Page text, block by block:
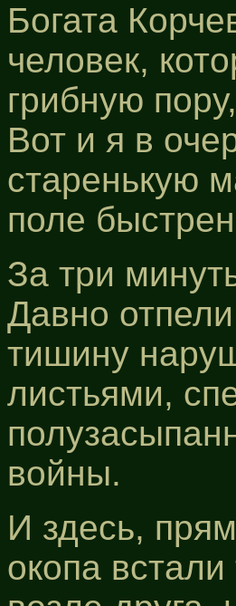
Богата
человек,
грибную
Вот и я в
старенькую
поле
За три
Давно
тишину
листьями,
войны.
И здесь,
окопа